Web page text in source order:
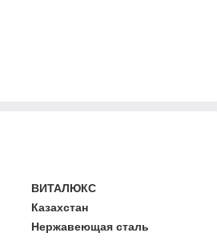
ВИТАЛЮКС
Казахстан
Нержавеющая сталь